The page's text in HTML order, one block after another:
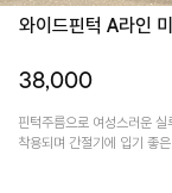
와이드핀턱 A라인
38,000
핀턱주름으로 여성스러운
착용되며 간절기에 입기 좋